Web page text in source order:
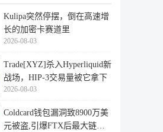
Kulipa突然停摆，倒在高速增
长的加密卡赛道里
2026-08-03
Trade[XYZ]杀入Hyperliquid新
战场，HIP-3交易量被它拿下
2026-08-03
Coldcard钱包漏洞致8900万美
元被盗,引爆FTX后最大链上